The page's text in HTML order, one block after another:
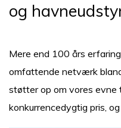
og
Mere end 100 års
omfattende netværk
støtter op om vores evne
konkurrencedygtig pris,